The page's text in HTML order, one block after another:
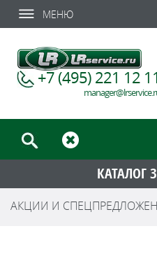
МЕНЮ
+7 (495) 221 12 11
КАТАЛОГ
АКЦИИ И